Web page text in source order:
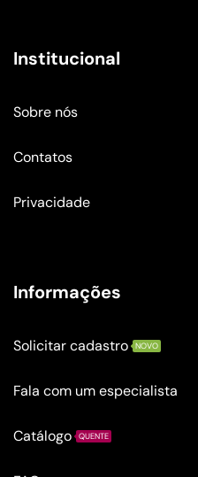
Institucional
Sobre nós
Contatos
Privacidade
Informações
Solicitar cadastro NOVO
Fala com um especialista
Catálogo QUENTE